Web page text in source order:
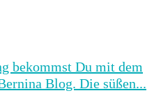
bekommst Du mit dem
Blog. Die süßen...